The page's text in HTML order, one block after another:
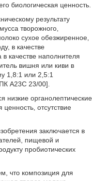
биологическая ценность.
результату
творожного,
сухое обезжиренное,
в качестве
качестве наполнителя
вишня или киви в
1,8:1 или 2,5:1
А23С 23/00].
низкие органолептические
отсутствие
заключается в
пищевой и
пробиотических
что композиция для